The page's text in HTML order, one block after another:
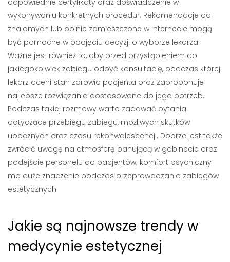
wykonywaniu konkretnych procedur. Rekomendacje od
znajomych lub opinie zamieszczone w internecie mogą
być pomocne w podjęciu decyzji o wyborze lekarza.
Ważne jest również to, aby przed przystąpieniem do
jakiegokolwiek zabiegu odbyć konsultację, podczas której
lekarz oceni stan zdrowia pacjenta oraz zaproponuje
najlepsze rozwiązania dostosowane do jego potrzeb.
Podczas takiej rozmowy warto zadawać pytania
dotyczące przebiegu zabiegu, możliwych skutków
ubocznych oraz czasu rekonwalescencji. Dobrze jest także
zwrócić uwagę na atmosferę panującą w gabinecie oraz
podejście personelu do pacjentów; komfort psychiczny
ma duże znaczenie podczas przeprowadzania zabiegów
estetycznych.
Jakie są najnowsze trendy w
medycynie estetycznej